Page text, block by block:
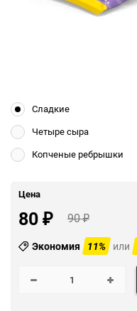
Сладкие
Четыре сыра
Копченые ребрышки
Цена
80 ₽ 90₽
Экономия 11% или